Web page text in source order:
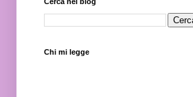
Chi mi legge